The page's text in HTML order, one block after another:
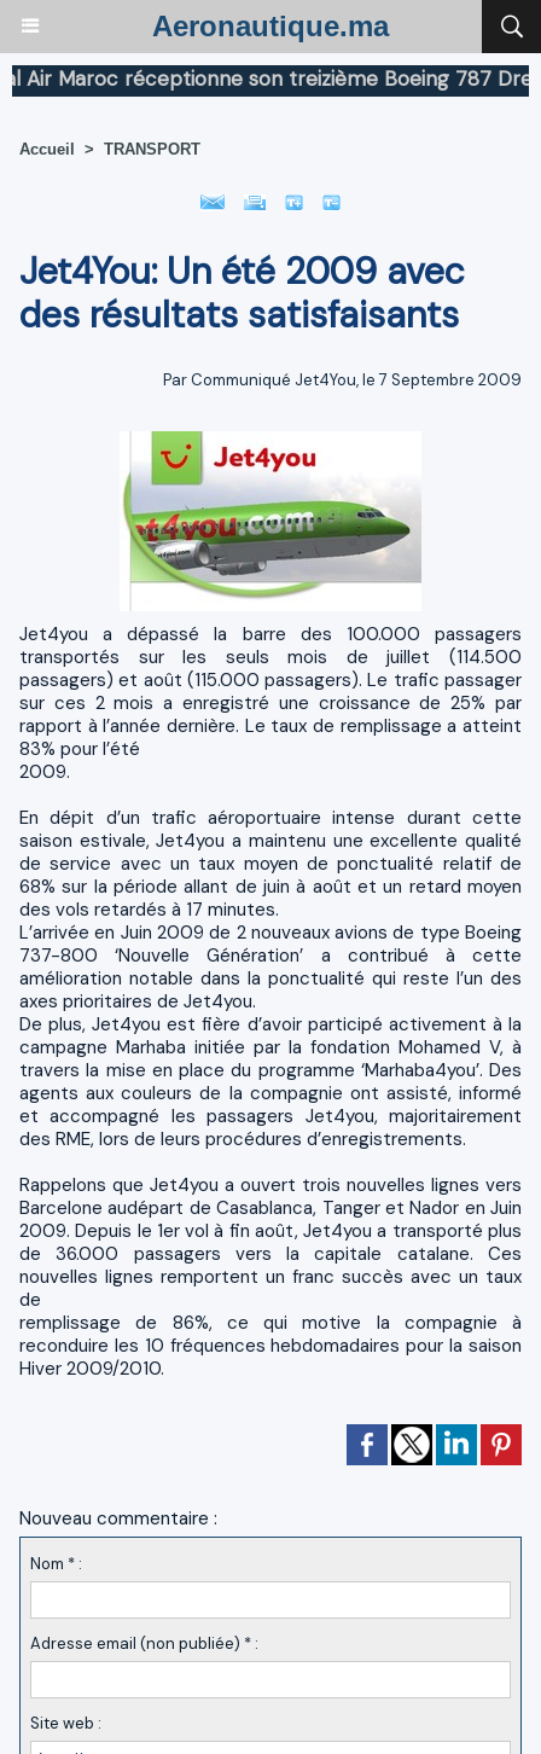
Aeronautique.ma
Maroc réceptionne son treizième Boeing 787
Accueil > TRANSPORT
Jet4You: Un été 2009 avec
des résultats satisfaisants
Par Communiqué Jet4You, le 7 Septembre 2009
Jet4you a dépassé la barre des 100.000 passagers
transportés sur les seuls mois de juillet (114.500
passagers) et août (115.000 passagers). Le trafic passager
sur ces 2 mois a enregistré une croissance de 25% par
rapport à l’année dernière. Le taux de remplissage a atteint
83% pour l’été
2009.
En dépit d’un trafic aéroportuaire intense durant cette
saison estivale, Jet4you a maintenu une excellente qualité
de service avec un taux moyen de ponctualité relatif de
68% sur la période allant de juin à août et un retard moyen
des vols retardés à 17 minutes.
L’arrivée en Juin 2009 de 2 nouveaux avions de type Boeing
737-800 ‘Nouvelle Génération’ a contribué à cette
amélioration notable dans la ponctualité qui reste l’un des
axes prioritaires de Jet4you.
De plus, Jet4you est fière d’avoir participé activement à la
campagne Marhaba initiée par la fondation Mohamed V, à
travers la mise en place du programme ‘Marhaba4you’. Des
agents aux couleurs de la compagnie ont assisté, informé
et accompagné les passagers Jet4you, majoritairement
des RME, lors de leurs procédures d’enregistrements.
Rappelons que Jet4you a ouvert trois nouvelles lignes vers
Barcelone audépart de Casablanca, Tanger et Nador en Juin
2009. Depuis le 1er vol à fin août, Jet4you a transporté plus
de 36.000 passagers vers la capitale catalane. Ces
nouvelles lignes remportent un franc succès avec un taux
de
remplissage de 86%, ce qui motive la compagnie à
reconduire les 10 fréquences hebdomadaires pour la saison
Hiver 2009/2010.
Nouveau commentaire :
Nom * :
Adresse email (non publiée) * :
Site web :